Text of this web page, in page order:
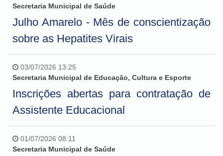
Secretaria Municipal de Saúde
Julho Amarelo - Mês de conscientização
sobre as Hepatites Virais
03/07/2026 13:25
Secretaria Municipal de Educação, Cultura e Esporte
Inscrições abertas para contratação de
Assistente Educacional
01/07/2026 08:11
Secretaria Municipal de Saúde